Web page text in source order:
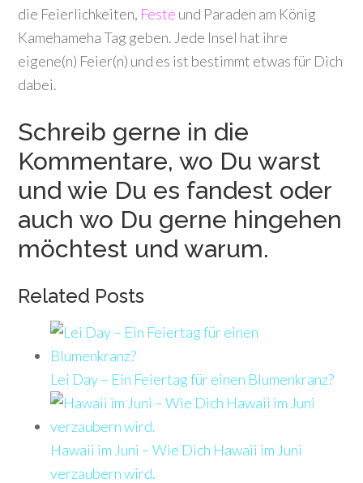
die Feierlichkeiten, Feste und Paraden am König
Kamehameha Tag geben. Jede Insel hat ihre
eigene(n) Feier(n) und es ist bestimmt etwas für Dich
dabei.
Schreib gerne in die
Kommentare, wo Du warst
und wie Du es fandest oder
auch wo Du gerne hingehen
möchtest und warum.
Related Posts
Lei Day – Ein Feiertag für einen Blumenkranz?
Hawaii im Juni – Wie Dich Hawaii im Juni
verzaubern wird.